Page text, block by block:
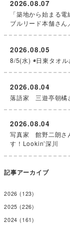
「築地から始まる
ブルリード本舗さ
2026.08.07
8/5(水) ◉日東タオ
2026.08.05
落語家 三遊亭朝橘
2026.08.04
写真家 館野二朗さ
す！Lookin’深川
2026.08.04
記事アーカイブ
2026 (123)
2025 (226)
2024 (161)